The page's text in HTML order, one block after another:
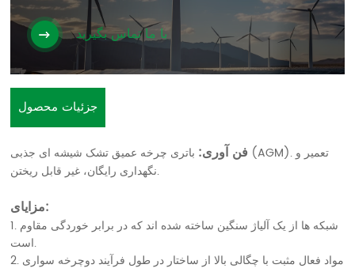
با ما تماس بگیرید
جزئیات محصول
فن آوری: باتری چرخه عمیق تشک شیشه ای جذبی (AGM). تعمیر و
نگهداری رایگان، غیر قابل ریختن.
مزایای:
1. شبکه ها از یک آلیاژ سنگین ساخته شده اند که در برابر خوردگی مقاوم
است.
2. مواد فعال مثبت با چگالی بالا از ساختار در طول فرآیند دوچرخه سواری